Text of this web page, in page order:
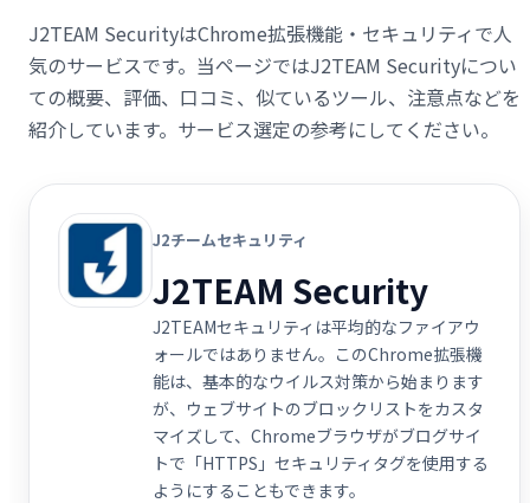
J2TEAM SecurityはChrome拡張機能・セキュリティで人
気のサービスです。当ページではJ2TEAM Securityについ
ての概要、評価、口コミ、似ているツール、注意点などを
紹介しています。サービス選定の参考にしてください。
J2チームセキュリティ
J2TEAM Security
J2TEAMセキュリティは平均的なファイアウ
ォールではありません。このChrome拡張機
能は、基本的なウイルス対策から始まります
が、ウェブサイトのブロックリストをカスタ
マイズして、Chromeブラウザがブログサイ
トで「HTTPS」セキュリティタグを使用する
ようにすることもできます。